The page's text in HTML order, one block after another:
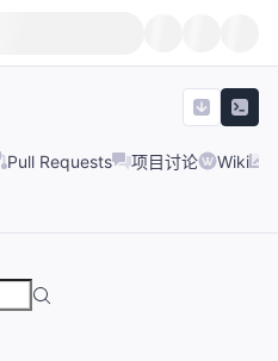
Pull Requests 项目讨论 Wiki